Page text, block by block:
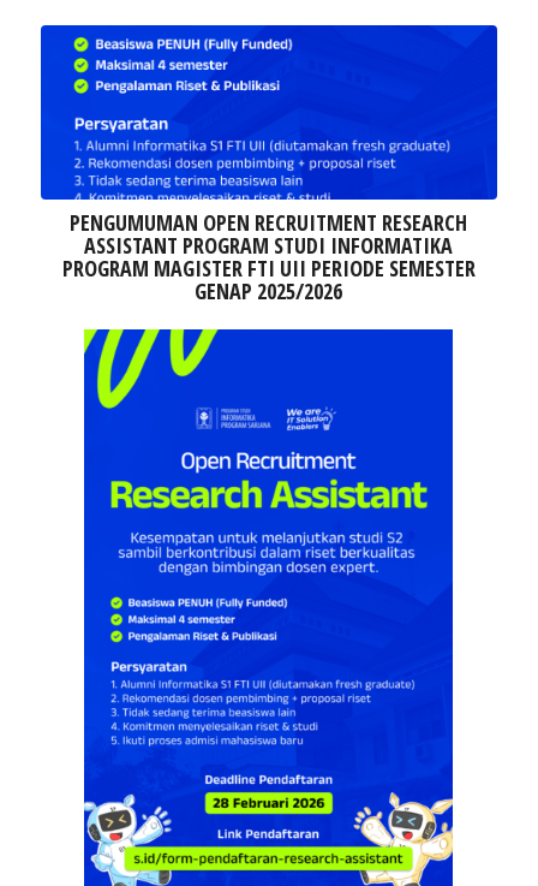
PENGUMUMAN OPEN RECRUITMENT RESEARCH
ASSISTANT PROGRAM STUDI INFORMATIKA
PROGRAM MAGISTER FTI UII PERIODE SEMESTER
GENAP 2025/2026